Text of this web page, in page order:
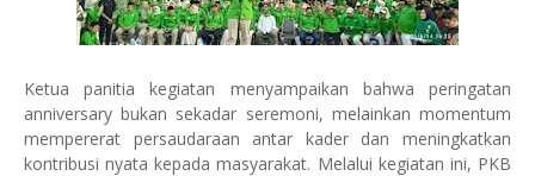
Ketua panitia kegiatan menyampaikan bahwa peringatan
anniversary bukan sekadar seremoni, melainkan momentum
mempererat persaudaraan antar kader dan meningkatkan
kontribusi nyata kepada masyarakat. Melalui kegiatan ini, PKB